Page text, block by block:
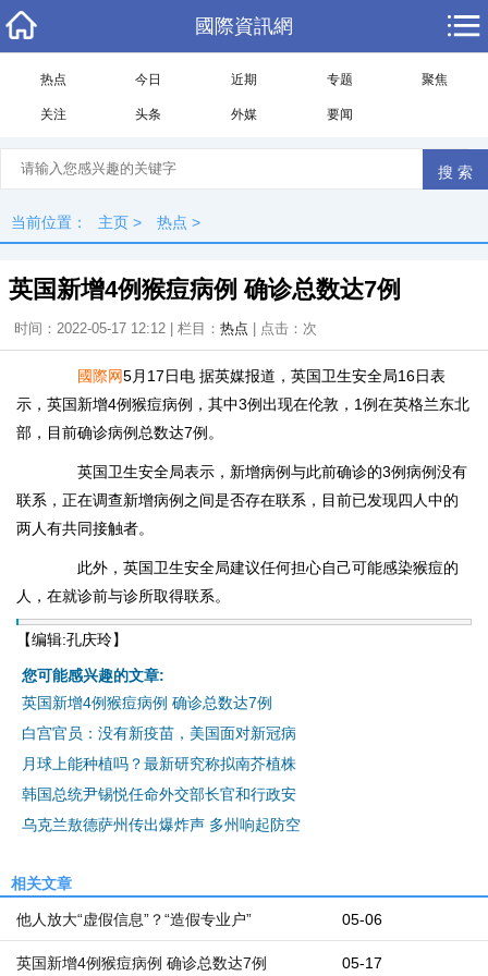
國際資訊網
热点 今日 近期 专题 聚焦
关注 头条 外媒 要闻
当前位置： 主页 > 热点 >
英国新增4例猴痘病例 确诊总数达7例
时间：2022-05-17 12:12 | 栏目： 热点 | 点击： 次
國際网5月17日电 据英媒报道，英国卫生安全局16日表
示，英国新增4例猴痘病例，其中3例出现在伦敦，1例在英格兰东北
部，目前确诊病例总数达7例。
英国卫生安全局表示，新增病例与此前确诊的3例病例没有
联系，正在调查新增病例之间是否存在联系，目前已发现四人中的
两人有共同接触者。
此外，英国卫生安全局建议任何担心自己可能感染猴痘的
人，在就诊前与诊所取得联系。
【编辑:孔庆玲】
您可能感兴趣的文章:
英国新增4例猴痘病例 确诊总数达7例
白宫官员：没有新疫苗，美国面对新冠病
月球上能种植吗？最新研究称拟南芥植株
韩国总统尹锡悦任命外交部长官和行政安
乌克兰敖德萨州传出爆炸声 多州响起防空
相关文章
05-06
他人放大“虚假信息”？“造假专业户”
05-17
英国新增4例猴痘病例 确诊总数达7例